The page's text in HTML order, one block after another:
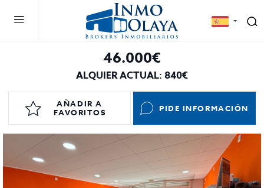
46.000€
ALQUIER ACTUAL: 840€
AÑADIR A
FAVORITOS
PIDE INFORMACIÓN